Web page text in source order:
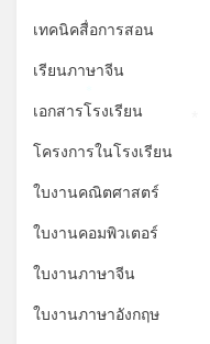
เทคนิคสื่อการสอน
เรียนภาษาจีน
เอกสารโรงเรียน
โครงการในโรงเรียน
ใบงานคณิตศาสตร์
ใบงานคอมพิวเตอร์
ใบงานภาษาจีน
ใบงานภาษาอังกฤษ
*